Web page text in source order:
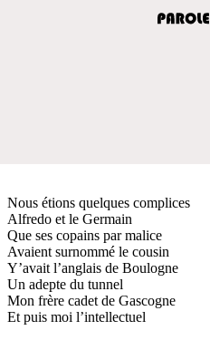
Nous étions quelques complices
Alfredo et le Germain
Que ses copains par malice
Avaient surnommé le cousin
Y’avait l’anglais de Boulogne
Un adepte du tunnel
Mon frère cadet de Gascogne
Et puis moi l’intellectuel